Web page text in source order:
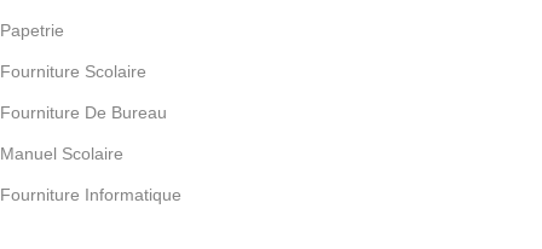
Papetrie
Fourniture Scolaire
Fourniture De Bureau
Manuel Scolaire
Fourniture Informatique